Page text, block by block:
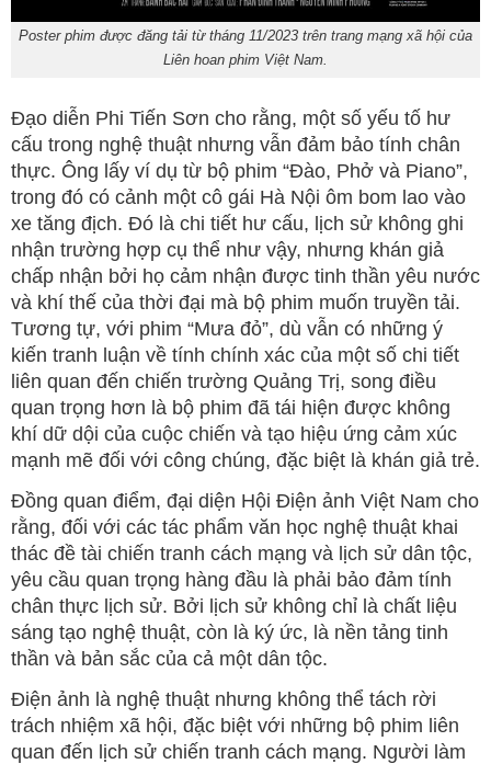
Poster phim được đăng tải từ tháng 11/2023 trên trang mạng xã hội của
Liên hoan phim Việt Nam.
Đạo diễn Phi Tiến Sơn cho rằng, một số yếu tố hư
cấu trong nghệ thuật nhưng vẫn đảm bảo tính chân
thực. Ông lấy ví dụ từ bộ phim “Đào, Phở và Piano”,
trong đó có cảnh một cô gái Hà Nội ôm bom lao vào
xe tăng địch. Đó là chi tiết hư cấu, lịch sử không ghi
nhận trường hợp cụ thể như vậy, nhưng khán giả
chấp nhận bởi họ cảm nhận được tinh thần yêu nước
và khí thế của thời đại mà bộ phim muốn truyền tải.
Tương tự, với phim “Mưa đỏ”, dù vẫn có những ý
kiến tranh luận về tính chính xác của một số chi tiết
liên quan đến chiến trường Quảng Trị, song điều
quan trọng hơn là bộ phim đã tái hiện được không
khí dữ dội của cuộc chiến và tạo hiệu ứng cảm xúc
mạnh mẽ đối với công chúng, đặc biệt là khán giả trẻ.
Đồng quan điểm, đại diện Hội Điện ảnh Việt Nam cho
rằng, đối với các tác phẩm văn học nghệ thuật khai
thác đề tài chiến tranh cách mạng và lịch sử dân tộc,
yêu cầu quan trọng hàng đầu là phải bảo đảm tính
chân thực lịch sử. Bởi lịch sử không chỉ là chất liệu
sáng tạo nghệ thuật, còn là ký ức, là nền tảng tinh
thần và bản sắc của cả một dân tộc.
Điện ảnh là nghệ thuật nhưng không thể tách rời
trách nhiệm xã hội, đặc biệt với những bộ phim liên
quan đến lịch sử chiến tranh cách mạng. Người làm